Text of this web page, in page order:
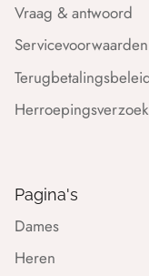
Vraag & antwoord
Servicevoorwaarden
Herroepingsverzoek
Pagina's
Dames
Heren